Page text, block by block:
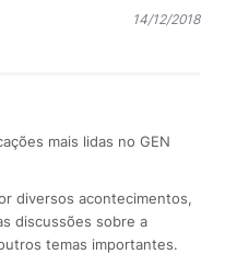
14/12/2018
mais lidas no GEN
diversos acontecimentos,
discussões sobre a
temas importantes.